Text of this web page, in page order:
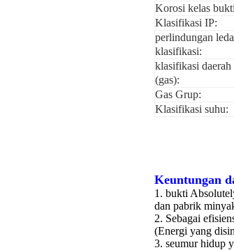
Korosi kelas
Klasifikasi IP:
perlindungan
klasifikasi:
klasifikasi daerah
(gas):
Gas Grup:
Klasifikasi suhu:
Keuntungan
1. bukti
dan pabrik
2. Sebagai
(Energi yang
3. seumur hidup